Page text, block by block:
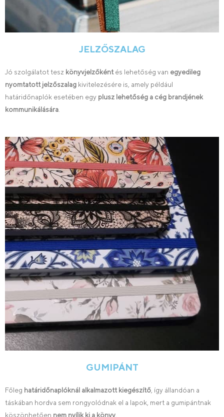
JELZŐSZALAG
Jó szolgálatot tesz könyvjelzőkéntés lehetőség van egyedileg
nyomtatott jelzőszalag kivitelezésére is, amely például
határidőnaplók esetében egy plusz lehetőség a cég brandjének
kommunikálására
GUMIPÁNT
Főleg határidőnaplóknál alkalmazott kiegészítő , így állandóan a
táskában hordva sem rongyolódnak el a lapok, mert a gumipántnak
köszönhetően nem nyílik ki a könyv